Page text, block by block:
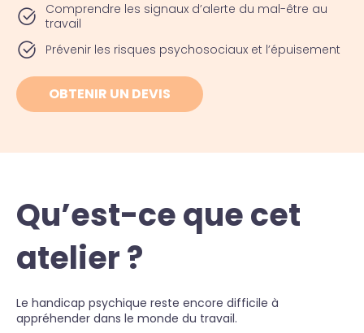
Comprendre les signaux d’alerte du mal-être au
travail
Prévenir les risques psychosociaux et l’épuisement
OBTENIR UN DEVIS
Qu’est-ce que cet
atelier ?
Le handicap psychique reste encore difficile à
appréhender dans le monde du travail.